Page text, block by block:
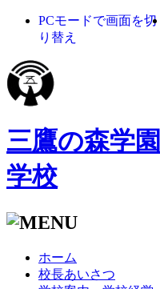
PCモードで画面を切
り替え
三鷹の森学
学校
ホーム
校長あいさつ